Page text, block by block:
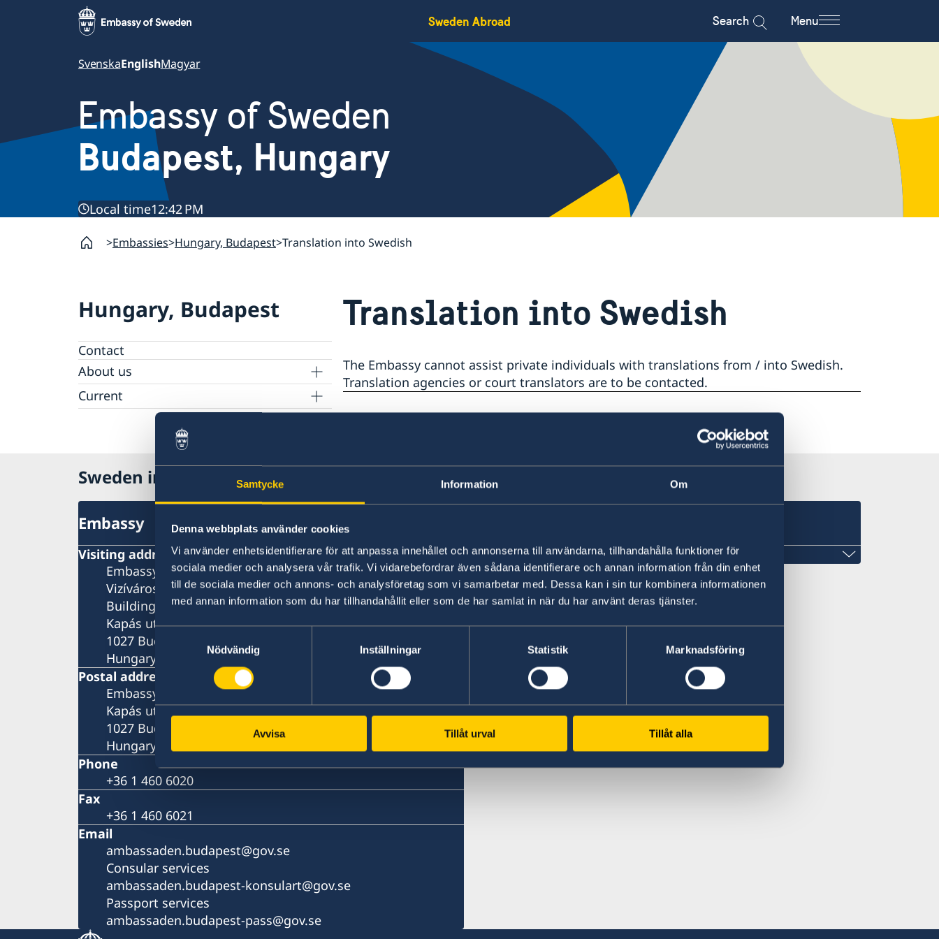
Samtycke Information Om
Denna webbplats använder cookies
Vi använder enhetsidentifierare för att anpassa innehållet och annonserna till användarna, tillhandahålla funktioner för
sociala medier och analysera vår trafik. Vi vidarebefordrar även sådana identifierare och annan information från din enhet
till de sociala medier och annons- och analysföretag som vi samarbetar med. Dessa kan i sin tur kombinera informationen
med annan information som du har tillhandahållit eller som de har samlat in när du har använt deras tjänster.
Nödvändig
Inställningar Statistik Marknadsföring
Avvisa Tillåt urval Tillåt alla
Sweden Abroad Search Menu
SvenskaEnglishMagyar
Embassy of Sweden
Budapest, Hungary
Local time12:42 PM
Embassies Hungary, Budapest Translation into Swedish
Hungary, Budapest
Contact
About us
Raoul Wallenberg
Current
Sweden to host Meeting of NATO Ministers of
Translation into Swedish
The Embassy cannot assist private individuals with translations from / into Swedish.
Translation agencies or court translators are to be contacted.
Sweden in Hungary
Embassy
Visiting address
Embassy of Sweden
Vizíváros Office Center
Building B, 4th floor
Kapás utca 6-12
1027 Budapest
Hungary
Postal address
Embassy of Sweden
Kapás utca 6-12
1027 Budapest
Hungary
Phone
+36 1 460 6020
Fax
+36 1 460 6021
Email
ambassaden.budapest@gov.se
Consular services
ambassaden.budapest-konsulart@gov.se
Passport services
ambassaden.budapest-pass@gov.se
Ljubljana
Telephone:
+386 1-433 04 70
office.ljubljana@swe-consulate.si
Kersnikova 6
1000 Ljubljana
Slovenia